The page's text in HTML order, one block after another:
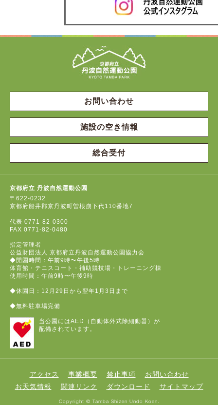
お問い合わせ
施設の空き情報
総合受付
京都府立 丹波自然運動公園
〒622-0232
京都府船井郡京丹波町曽根崩下代110番地7
代表 0771-82-0300
FAX 0771-82-0480
指定管理者
公益財団法人 京都府立丹波自然運動公園協力会
◆開園時間：午前9時〜午後5時
体育館・テニスコート・補助競技場・トレーニング棟
使用時間：午前9時〜午後9時
◆休園日：12月29日から翌年1月3日まで
◆無料駐車場完備
当公園にはAED（自動体外式除細動器）が
配備されています。
アクセス 事業概要 禁止事項
お問い合わせ
お天気情報
関連リンク ダウンロード サイトマップ
Copyright © Tamba Shizen Undo Koen.